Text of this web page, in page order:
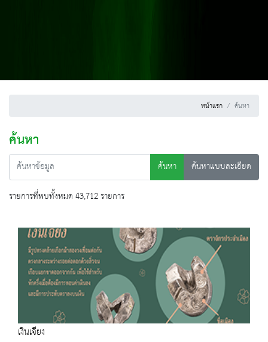
หน้าแรก ค้นหา
ค้นหา
ค้นหา
ค้นหาแบบละเอียด
รายการที่พบทั้งหมด 43,712 รายการ
เงินเจียง